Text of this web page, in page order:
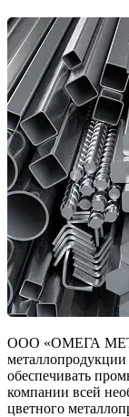
ООО «ОМЕГА
обеспечивать
компании всей
цветного